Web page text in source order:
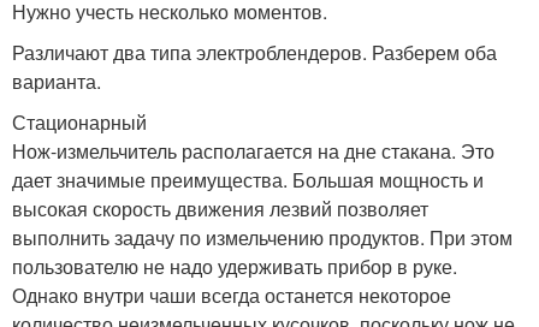
Нужно учесть несколько моментов.
Различают два типа электроблендеров. Разберем оба
варианта.
Стационарный
Нож-измельчитель располагается на дне стакана. Это
дает значимые преимущества. Большая мощность и
высокая скорость движения лезвий позволяет
выполнить задачу по измельчению продуктов. При этом
пользователю не надо удерживать прибор в руке.
Однако внутри чаши всегда останется некоторое